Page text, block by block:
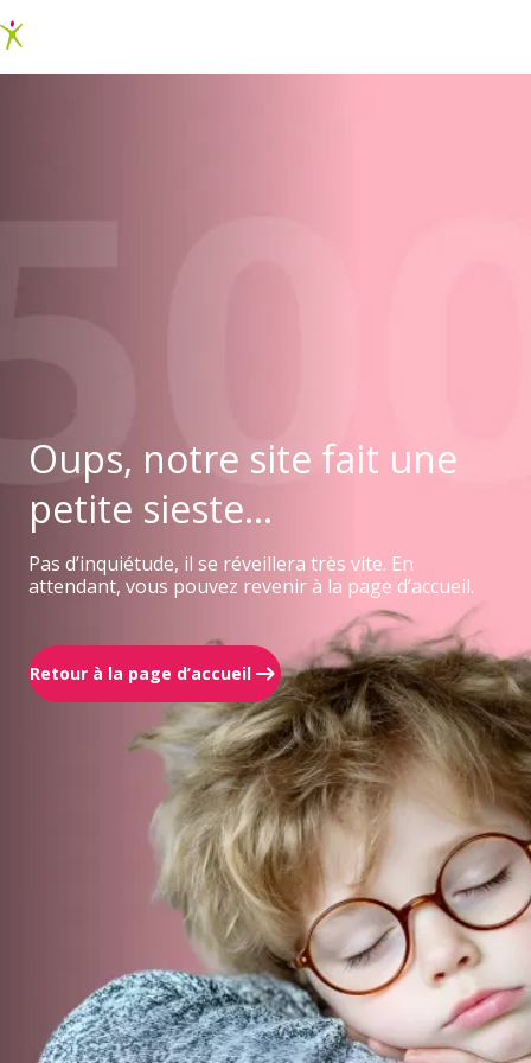
Oups, notre site fait une
petite sieste...
Pas d’inquiétude, il se réveillera très vite. En
attendant, vous pouvez revenir à la page d’accueil.
Retour à la page d’accueil